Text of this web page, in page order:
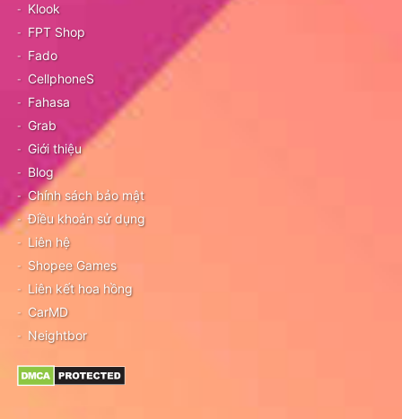
Klook
FPT Shop
Fado
CellphoneS
Fahasa
Grab
Giới thiệu
Blog
Chính sách bảo mật
Điều khoản sử dụng
Liên hệ
Shopee Games
Liên kết hoa hồng
CarMD
Neightbor